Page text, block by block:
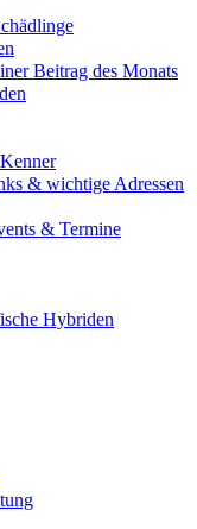
Beitrag des Monats
& wichtige Adressen
& Termine
Hybriden